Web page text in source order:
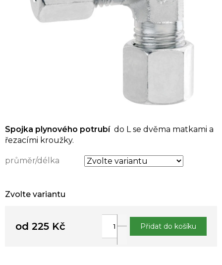
Zvolte variantu
průměr/délka
Spojka plynového potrubído L se dvěma matkami a
řezacími kroužky.
od 225 Kč Přidat do košíku